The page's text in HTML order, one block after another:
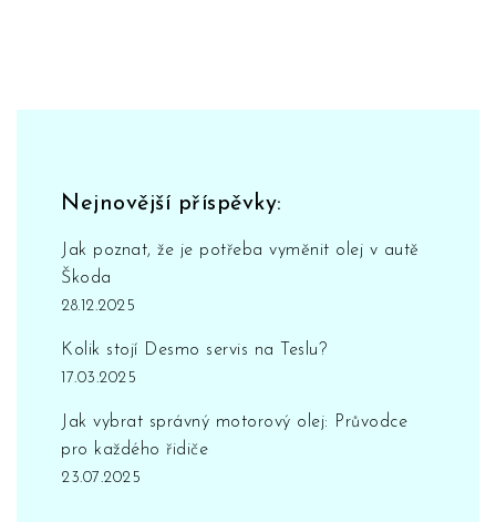
Nejnovější příspěvky:
Jak poznat, že je potřeba vyměnit olej v autě
Škoda
28.12.2025
Kolik stojí Desmo servis na Teslu?
17.03.2025
Jak vybrat správný motorový olej: Průvodce
pro každého řidiče
23.07.2025